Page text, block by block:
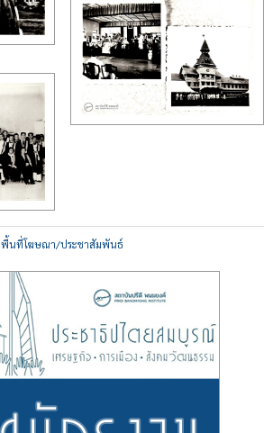
พื้นที่โฆษณา/ประชาสัมพันธ์